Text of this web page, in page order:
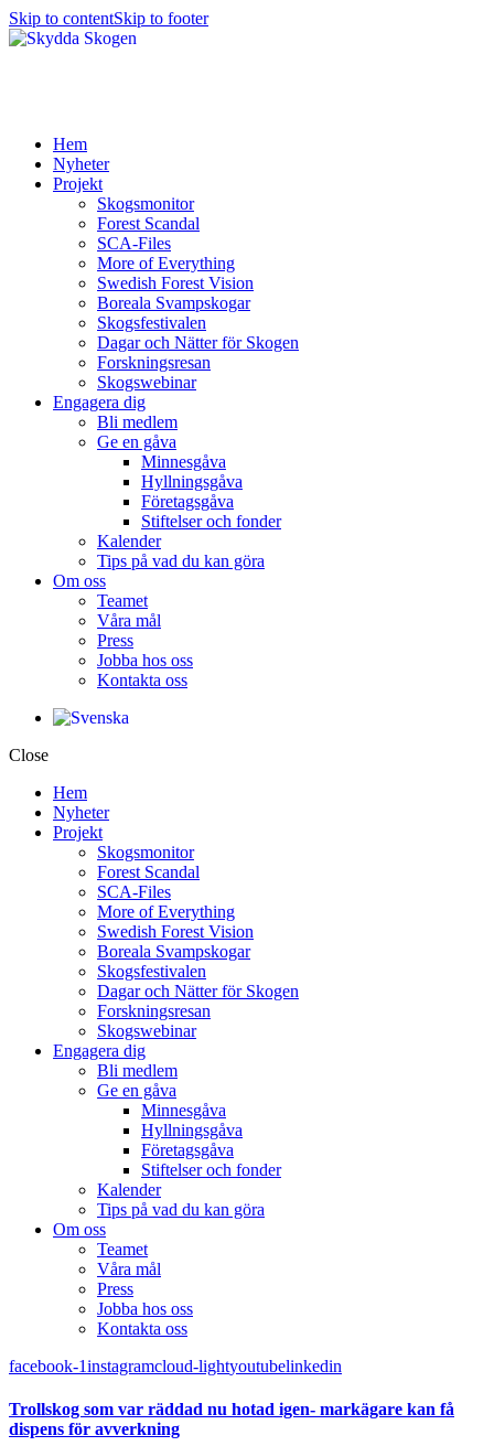
Skip to contentSkip to footer
Hem
Nyheter
Projekt
Skogsmonitor
Forest Scandal
SCA-Files
More of Everything
Swedish Forest Vision
Boreala Svampskogar
Skogsfestivalen
Dagar och Nätter för Skogen
Forskningsresan
Skogswebinar
Engagera dig
Bli medlem
Ge en gåva
Minnesgåva
Hyllningsgåva
Företagsgåva
Stiftelser och fonder
Kalender
Tips på vad du kan göra
Om oss
Teamet
Våra mål​
Press
Jobba hos oss
Kontakta oss
Close
Hem
Nyheter
Projekt
Skogsmonitor
Forest Scandal
SCA-Files
More of Everything
Swedish Forest Vision
Boreala Svampskogar
Skogsfestivalen
Dagar och Nätter för Skogen
Forskningsresan
Skogswebinar
Engagera dig
Bli medlem
Ge en gåva
Minnesgåva
Hyllningsgåva
Företagsgåva
Stiftelser och fonder
Kalender
Tips på vad du kan göra
Om oss
Teamet
Våra mål​
Press
Jobba hos oss
Kontakta oss
facebook-1instagramcloud-lightyoutubelinkedin
Trollskog som var räddad nu hotad igen- markägare kan få
dispens för avverkning